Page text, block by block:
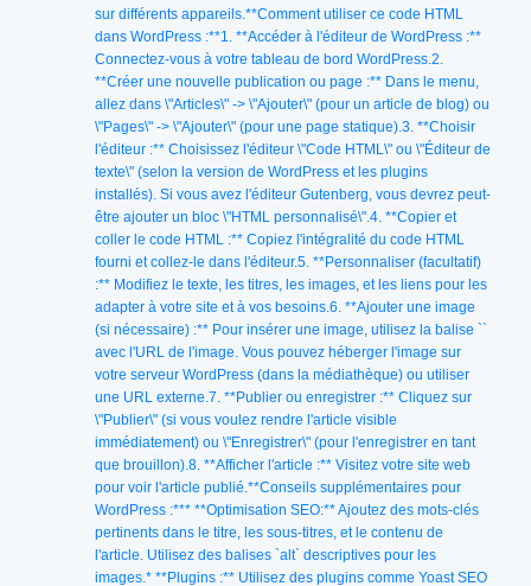
sur différents appareils.**Comment utiliser ce code HTML
dans WordPress :**1. **Accéder à l'éditeur de WordPress :**
Connectez-vous à votre tableau de bord WordPress.2.
**Créer une nouvelle publication ou page :** Dans le menu,
allez dans \"Articles\" -> \"Ajouter\" (pour un article de blog) ou
\"Pages\" -> \"Ajouter\" (pour une page statique).3. **Choisir
l'éditeur :** Choisissez l'éditeur \"Code HTML\" ou \"Éditeur de
texte\" (selon la version de WordPress et les plugins
installés). Si vous avez l'éditeur Gutenberg, vous devrez peut-
être ajouter un bloc \"HTML personnalisé\".4. **Copier et
coller le code HTML :** Copiez l'intégralité du code HTML
fourni et collez-le dans l'éditeur.5. **Personnaliser (facultatif)
:** Modifiez le texte, les titres, les images, et les liens pour les
adapter à votre site et à vos besoins.6. **Ajouter une image
(si nécessaire) :** Pour insérer une image, utilisez la balise ``
avec l'URL de l'image. Vous pouvez héberger l'image sur
votre serveur WordPress (dans la médiathèque) ou utiliser
une URL externe.7. **Publier ou enregistrer :** Cliquez sur
\"Publier\" (si vous voulez rendre l'article visible
immédiatement) ou \"Enregistrer\" (pour l'enregistrer en tant
que brouillon).8. **Afficher l'article :** Visitez votre site web
pour voir l'article publié.**Conseils supplémentaires pour
WordPress :*** **Optimisation SEO:** Ajoutez des mots-clés
pertinents dans le titre, les sous-titres, et le contenu de
l'article. Utilisez des balises `alt` descriptives pour les
images.* **Plugins :** Utilisez des plugins comme Yoast SEO